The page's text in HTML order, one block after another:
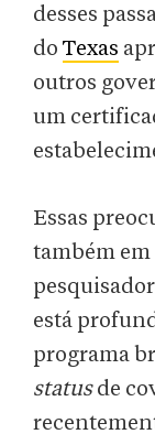
desses
do Texas
outros
um
Essas
também em
está
programa
statusde